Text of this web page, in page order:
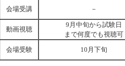
会場受講 －
動画視聴
9月中旬から試験日
まで何度でも視聴可
会場受験 10月下旬